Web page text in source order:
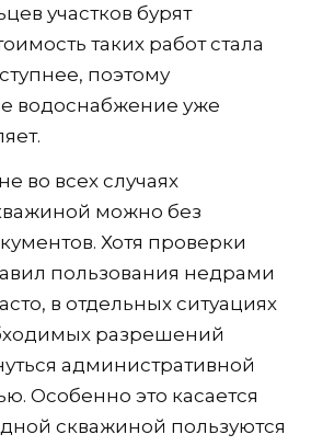
участков бурят
таких работ стала
поэтому
водоснабжение уже
во всех случаях
можно без
Хотя проверки
пользования недрами
в отдельных ситуациях
разрешений
административной
Особенно это касается
скважиной пользуются